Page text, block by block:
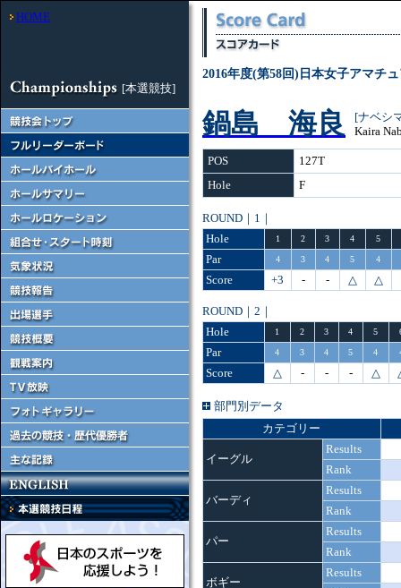
HOME
[本選競技]
2016年度(第58回)日本女子アマチ
鍋島 海良
[ナベシ
Kaira
POS
127T
Hole
F
ROUND｜1｜
Hole
1 2 3 4 5
Par 4 3 4 5 4
Score +3 - - △ △
ROUND｜2｜
Hole
1 2 3 4 5
Par 4 3 4 5 4
Score △ - - - △
部門別データ
カテゴリー
イーグル
Results
Rank
バーディ
Results
Rank
パー
Results
Rank
ボギー
Results